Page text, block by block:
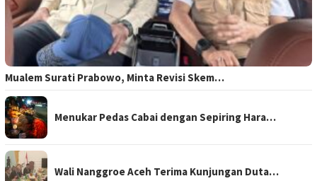
Mualem Surati Prabowo, Minta Revisi Skem…
Menukar Pedas Cabai dengan Sepiring Hara…
Wali Nanggroe Aceh Terima Kunjungan Duta…